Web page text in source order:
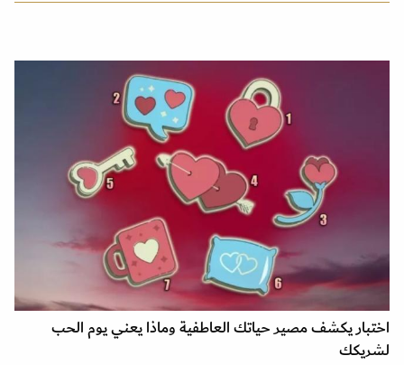
اختبار يكشف مصير حياتك العاطفية وماذا يعني يوم الحب
لشريكك